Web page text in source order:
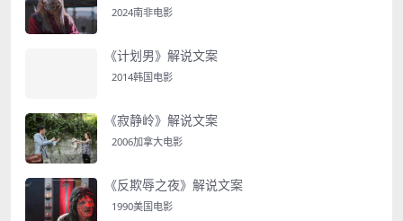
2024南非电影
《计划男》解说文案
2014韩国电影
《寂静岭》解说文案
2006加拿大电影
《反欺辱之夜》解说文案
1990美国电影